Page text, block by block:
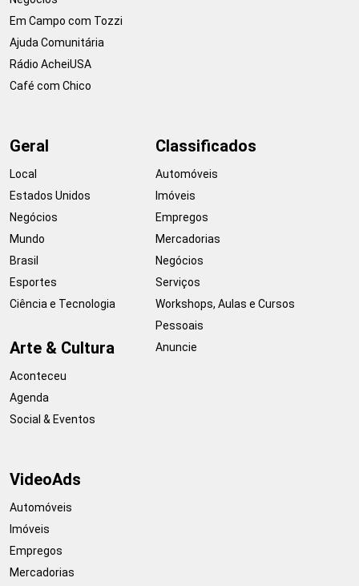
Em Campo com Tozzi
Ajuda Comunitária
Rádio AcheiUSA
Café com Chico
Geral
Local
Estados Unidos
Negócios
Mundo
Brasil
Esportes
Ciência e Tecnologia
Arte & Cultura
Aconteceu
Agenda
Social & Eventos
Classificados
Automóveis
Imóveis
Empregos
Mercadorias
Negócios
Serviços
Workshops, Aulas e Cursos
Pessoais
Anuncie
VideoAds
Automóveis
Imóveis
Empregos
Mercadorias